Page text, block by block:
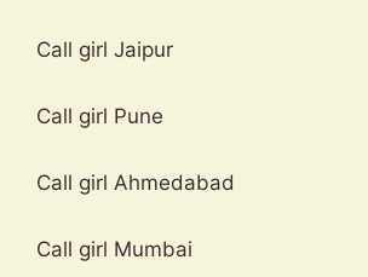
Call girl Jaipur
Call girl Pune
Call girl Ahmedabad
Call girl Mumbai